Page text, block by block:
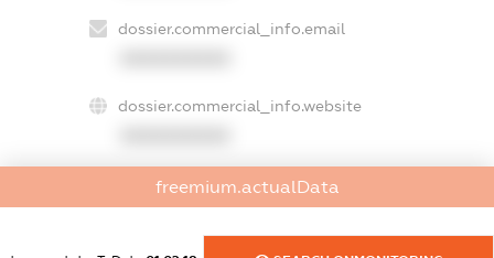
dossier.commercial_info.email
dossier.commercial_info.website
dossier.commercial_info.activity
XXXXXXXXXX
freemium.actualData